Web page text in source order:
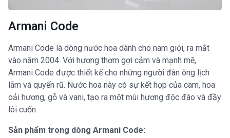
Armani Code
Armani Code là dòng nước hoa dành cho nam giới, ra mắt
vào năm 2004. Với hương thơm gợi cảm và mạnh mẽ,
Armani Code được thiết kế cho những người đàn ông lịch
lãm và quyến rũ. Nước hoa này có sự kết hợp của cam, hoa
oải hương, gỗ và vani, tạo ra một mùi hương độc đáo và đầy
lôi cuốn.
Sản phẩm trong dòng Armani Code: